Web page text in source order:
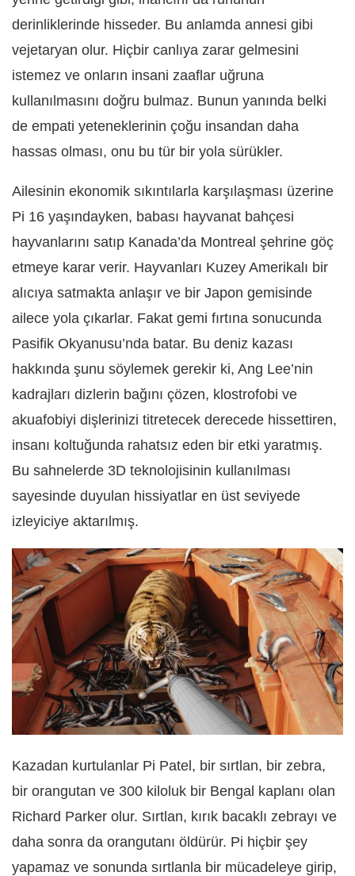
derinliklerinde hisseder. Bu anlamda annesi gibi
vejetaryan olur. Hiçbir canlıya zarar gelmesini
istemez ve onların insani zaaflar uğruna
kullanılmasını doğru bulmaz. Bunun yanında belki
de empati yeteneklerinin çoğu insandan daha
hassas olması, onu bu tür bir yola sürükler.
Ailesinin ekonomik sıkıntılarla karşılaşması üzerine
Pi 16 yaşındayken, babası hayvanat bahçesi
hayvanlarını satıp Kanada’da Montreal şehrine göç
etmeye karar verir. Hayvanları Kuzey Amerikalı bir
alıcıya satmakta anlaşır ve bir Japon gemisinde
ailece yola çıkarlar. Fakat gemi fırtına sonucunda
Pasifik Okyanusu’nda batar. Bu deniz kazası
hakkında şunu söylemek gerekir ki, Ang Lee’nin
kadrajları dizlerin bağını çözen, klostrofobi ve
akuafobiyi dişlerinizi titretecek derecede hissettiren,
insanı koltuğunda rahatsız eden bir etki yaratmış.
Bu sahnelerde 3D teknolojisinin kullanılması
sayesinde duyulan hissiyatlar en üst seviyede
izleyiciye aktarılmış.
Kazadan kurtulanlar Pi Patel, bir sırtlan, bir zebra,
bir orangutan ve 300 kiloluk bir Bengal kaplanı olan
Richard Parker olur. Sırtlan, kırık bacaklı zebrayı ve
daha sonra da orangutanı öldürür. Pi hiçbir şey
yapamaz ve sonunda sırtlanla bir mücadeleye girip,